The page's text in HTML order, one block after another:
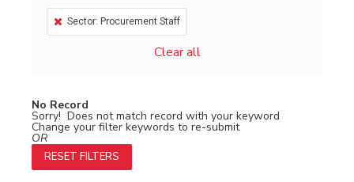
Sector: Procurement Staff
Clear all
No Record
Sorry! Does not match record with your keyword
Change your filter keywords to re-submit
OR
RESET FILTERS